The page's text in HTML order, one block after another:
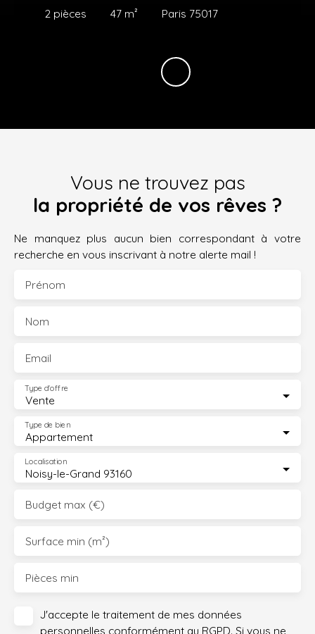
2 pièces 47 m² Paris 75017
Vous ne trouvez pas
la propriété de vos rêves ?
Ne manquez plus aucun bien correspondant à votre
recherche en vous inscrivant à notre alerte mail !
Prénom
Nom
Email
Vente
Type d'offre
Appartement
Type de bien
Noisy-le-Grand 93160
Localisation
Budget max (€)
Surface min (m²)
Pièces min
J'accepte le traitement de mes données
personnelles conformément au RGPD. Si vous ne